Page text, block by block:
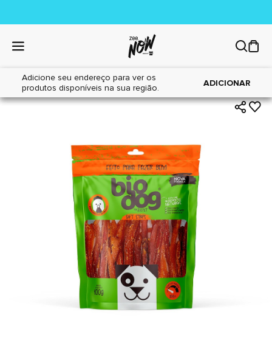
Adicione seu endereço para ver os
produtos disponíveis na sua região.
ADICIONAR
Home|Cães|Petiscos